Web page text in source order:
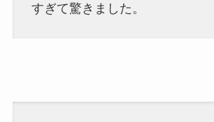
すぎて驚きました。